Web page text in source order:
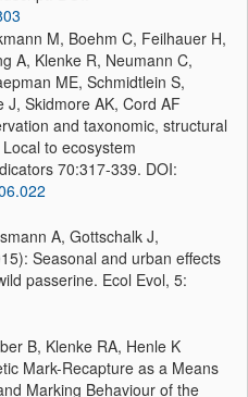
M, Boehm C, Feilhauer H,
A, Klenke R, Neumann C,
ME, Schmidtlein S,
J, Skidmore AK, Cord AF
and taxonomic, structural
to ecosystem
70:317-339. DOI:
A, Gottschalk J,
Seasonal and urban effects
passerine. Ecol Evol, 5:
B, Klenke RA, Henle K
Mark-Recapture as a Means
Marking Behaviour of the